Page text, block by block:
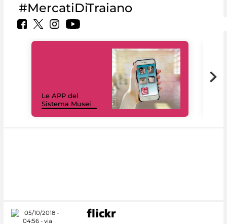
#MercatiDiTraiano
Le APP del
Sistema Musei